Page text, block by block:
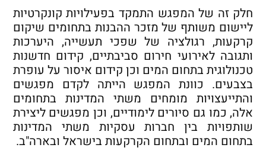
חלק זה של המפגש התמקד בפעילויות קונקרטיות
ליישום משותף של מזכר ההבנות בתחומים שיקום
קרקעות, רגולציה של שפכי תעשייה, היערכות
ותגובה לאירועי חירום סביבתיים, קידום חדשנות
טכנולוגית בתחום המים וכן קידום איסור על עופרת
בצבעים. כוונת המפגש הייתה לקדם מפגשים
והתייעצויות מומחים משתי המדינות בתחומים
אלה, כמו גם סיורים לימודיים, וכן מפגשים ליצירת
שותפויות בין חברות עסקיות משתי המדינות
בתחום המים ובתחום הקרקעות בישראל ובארה"ב.